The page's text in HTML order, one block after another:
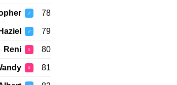
78
♂
79
♂
Haziel
80
♀
Reni
81
♀